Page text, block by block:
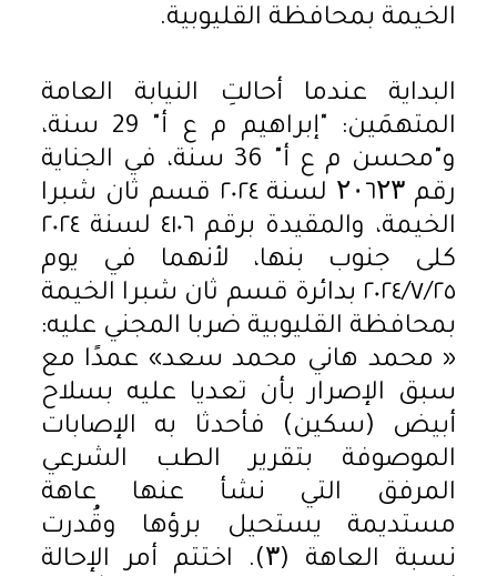
الخيمة بمحافظة القليوبية.
البداية عندما أحالتِ النيابة العامة
المتهمَين: "إبراهيم م ع أ" 29 سنة،
و"محسن م ع أ" 36 سنة، في الجناية
رقم ۲۰٦۲۳ لسنة ٢٠٢٤ قسم ثان شبرا
الخيمة، والمقيدة برقم ٤١٠٦ لسنة ٢٠٢٤
كلى جنوب بنها، لأنهما في يوم
٢٠٢٤/٧/٢٥ بدائرة قسم ثان شبرا الخيمة
بمحافظة القليوبية ضربا المجني عليه:
« محمد هاني محمد سعد» عمدًا مع
سبق الإصرار بأن تعديا عليه بسلاح
أبيض (سكين) فأحدثا به الإصابات
الموصوفة بتقرير الطب الشرعي
المرفق التي نشأ عنها عاهة
مستديمة يستحيل برؤها وقُدرت
نسبة العاهة (۳). اختتم أمر الإحالة